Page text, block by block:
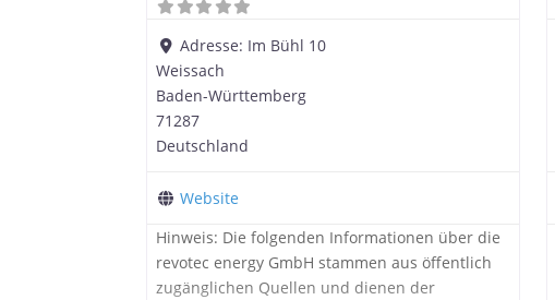
Adresse: Im Bühl 10
Weissach
Baden-Württemberg
71287
Deutschland
Website
Hinweis: Die folgenden Informationen über die
revotec energy GmbH stammen aus öffentlich
zugänglichen Quellen und dienen der